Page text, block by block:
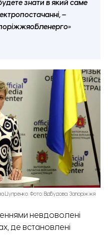
знати в який саме
–
Цупренко. Фото: Відбудова. Запоріжжя
невдоволені
де встановлені